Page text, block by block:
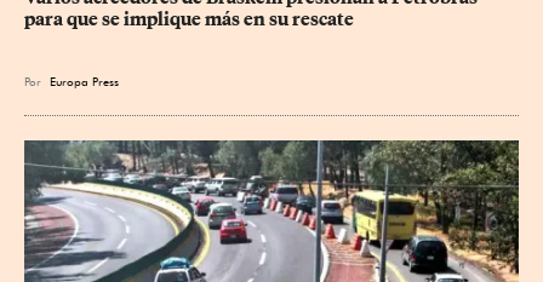
para que se implique más en su rescate
Por Europa Press